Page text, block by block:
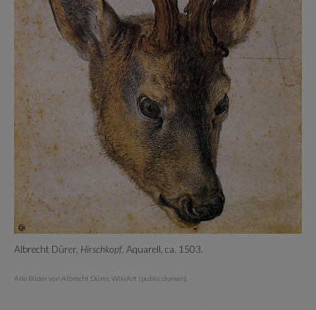
Albrecht Dürer, Hirschkopf, Aquarell, ca. 1503.
Alle Bilder von Albrecht Dürer, WikiArt (public domain).